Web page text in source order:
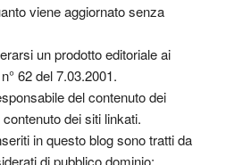
viene aggiornato senza
un prodotto editoriale ai
62 del 7.03.2001.
del contenuto dei
dei siti linkati.
in questo blog sono tratti da
di pubblico dominio;